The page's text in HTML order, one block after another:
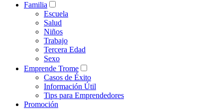
Familia
Escuela
Salud
Niños
Trabajo
Tercera Edad
Sexo
Emprende Trome
Casos de Éxito
Información Útil
Tips para Emprendedores
Promoción